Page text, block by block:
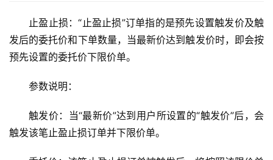
止盈止损：“止盈止损”订单指的是预先设置触发价及触
发后的委托价和下单数量，当最新价达到触发价时，即会按
预先设置的委托价下限价单。
参数说明：
触发价：当“最新价”达到用户所设置的“触发价”后，会
触发该笔止盈止损订单并下限价单。